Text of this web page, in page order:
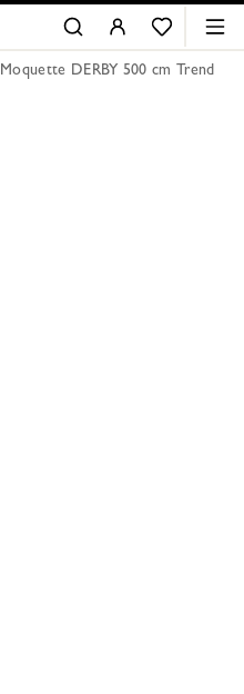
Moquette DERBY 500 cm Trend